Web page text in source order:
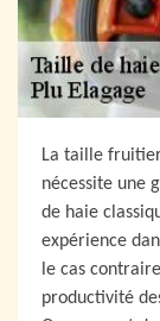
La taille
nécessite une
de haie
expérience
le cas
productivité